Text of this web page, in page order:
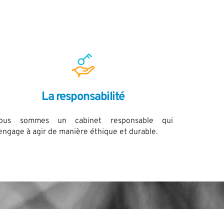
La responsabilité
sommes un cabinet responsable qui
à agir de manière éthique et durable.